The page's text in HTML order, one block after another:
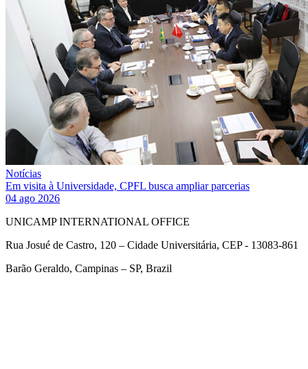
Notícias
Em visita à Universidade, CPFL busca ampliar parcerias
04 ago 2026
UNICAMP INTERNATIONAL OFFICE
Rua Josué de Castro, 120 – Cidade Universitária, CEP - 13083-861
Barão Geraldo, Campinas – SP, Brazil